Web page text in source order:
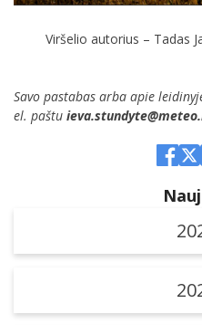
Viršelio autorius – Tadas
Savo pastabas arba apie
el. paštu